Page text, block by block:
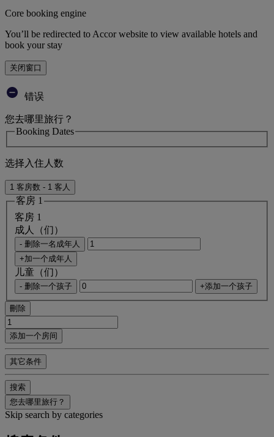
Core booking engine
You’ll be redirected to Accor website to view available hotels and
book your stay
关闭窗口
错误
您去哪里旅行？
Booking Dates
选择入住人数
1 客房数 - 1 客人
客房 1
客房 1
成人（们）
- 删除一名成年人
+加一个成年人
儿童（们）
- 删除一个孩子 +添加一个孩子
刪除
添加一个房间
其它条件
搜索
您去哪里旅行？
Skip search by categories